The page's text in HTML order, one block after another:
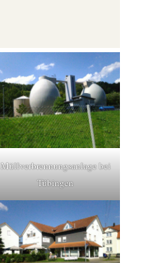
Müllverbrennungsanlage bei
Tübingen